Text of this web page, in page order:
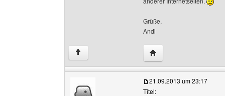
Grüße,
Andi
↑ Website dieses
21.09.2013 um 23:17
Titel: